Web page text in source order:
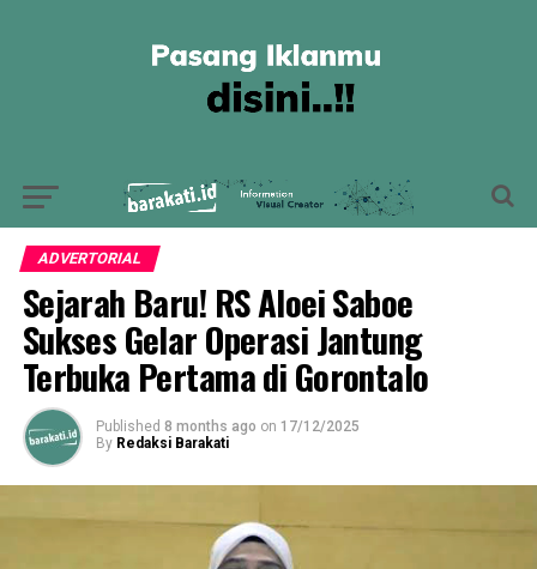
ADVERTORIAL
Sejarah Baru! RS Aloei Saboe
Sukses Gelar Operasi Jantung
Terbuka Pertama di Gorontalo
Published 8 months ago on 17/12/2025
By Redaksi Barakati